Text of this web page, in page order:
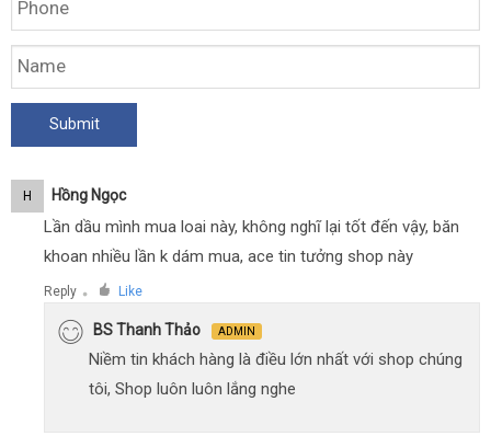
H Hồng Ngọc
Lần dầu mình mua loai này, không nghĩ lại tốt đến vậy, băn
khoan nhiều lần k dám mua, ace tin tưởng shop này
Reply ● Like
BS Thanh Thảo ADMIN
Niềm tin khách hàng là điều lớn nhất với shop chúng
tôi, Shop luôn luôn lắng nghe